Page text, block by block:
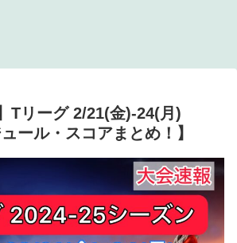
Tリーグ 2/21(金)-24(月)
ール・スコアまとめ！】